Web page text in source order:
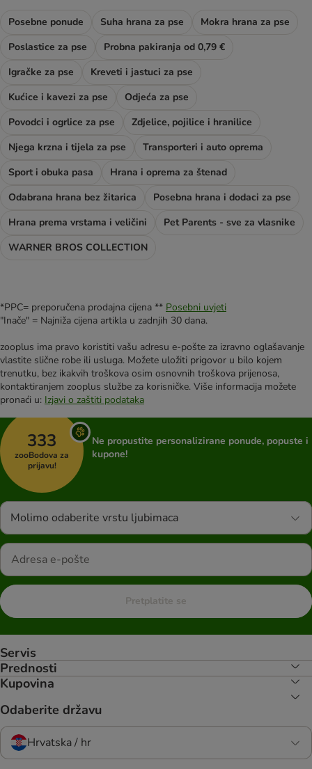
Posebne ponude Suha hrana za pse
Mokra hrana za pse
Poslastice za pse
Probna pakiranja od 0,79 €
Igračke za pse
Kreveti i jastuci za pse
Kućice i kavezi za pse
Odjeća za pse
Povodci i ogrlice za pse
Zdjelice, pojilice i hranilice
Njega krzna i tijela za pse
Transporteri i auto oprema
Sport i obuka pasa
Hrana i oprema za štenad
Odabrana hrana bez žitarica
Posebna hrana i dodaci za pse
Hrana prema vrstama i veličini
Pet Parents - sve za vlasnike
WARNER BROS COLLECTION
*PPC= preporučena prodajna cijena ** Posebni uvjeti
"Inače" = Najniža cijena artikla u zadnjih 30 dana.
zooplus ima pravo koristiti vašu adresu e-pošte za izravno oglašavanje
vlastite slične robe ili usluga. Možete uložiti prigovor u bilo kojem
trenutku, bez ikakvih troškova osim osnovnih troškova prijenosa,
kontaktiranjem zooplus službe za korisničke. Više informacija možete
pronaći u: Izjavi o zaštiti podataka
333
zooBodova za
prijavu!
Ne propustite personalizirane ponude, popuste i
kupone!
Molimo odaberite vrstu ljubimaca
Pretplatite se
Servis
Prednosti
Kupovina
Odaberite državu
Hrvatska / hr